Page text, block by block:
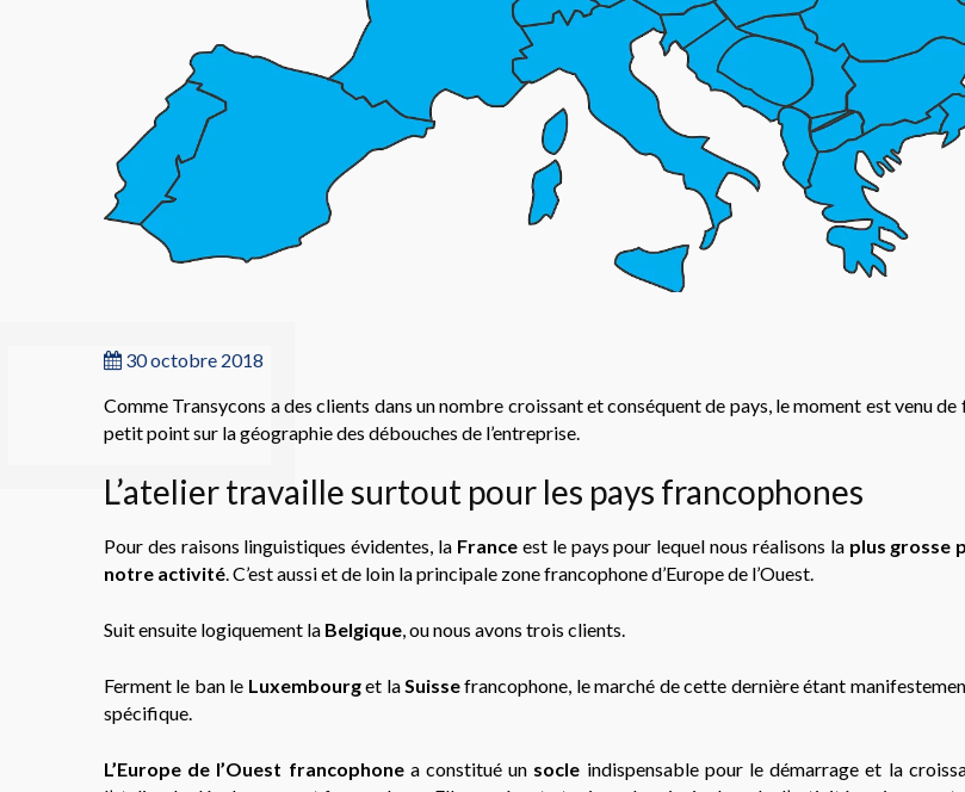
30 octobre 2018
Comme Transycons a des clients dans un nombre croissant et conséquent de pays, le moment est venu de
petit point sur la géographie des débouches de l’entreprise.
L’atelier travaille surtout pour les pays francophones
Pour des raisons linguistiques évidentes, la France est le pays pour lequel nous réalisons laplus grosse
notre activité. C’est aussi et de loin la principale zone francophone d’Europe de l’Ouest.
Suit ensuite logiquement la Belgique, ou nous avons trois clients.
Ferment le ban le Luxembourget laSuissefrancophone, le marché de cette dernière étant
spécifique.
L’Europe de l’Ouest francophonea constitué un socle indispensable pour le démarrage et la